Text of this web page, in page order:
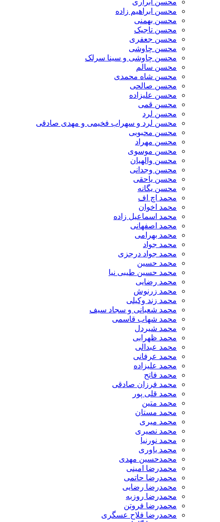
محسن ابراری
محسن ابراهیم زاده
محسن بهمنی
محسن تاجیک
محسن جعفری
محسن چاوشی
محسن چاوشی و سینا سرلک
محسن سالم
محسن شاه محمدی
محسن صالحی
محسن علیزاده
محسن قمی
محسن لرد
محسن لرد و سهراب فخیمی و مهدی صادقی
محسن محبوبی
محسن مهراد
محسن موسوی
محسن والهیان
محسن وجدانی
محسن یاحقی
محسن یگانه
محمد اچ اف
محمد اخوان
محمد اسماعیل زاده
محمد اصفهانی
محمد بهرامی
محمد جواد
محمد جواد درجزی
محمد حسین
محمد حسین طیبی نیا
محمد رضایی
محمد زرنوش
محمد زند وکیلی
محمد شعبانی و سجاد سیف
محمد شهاب قاسمی
​محمد شیردل
محمد ظهرابی
محمد عبدالی
محمد عرفانی
محمد علیزاده
محمد فاتح
محمد فرزان صادقی
محمد قلی پور
محمد متین
محمد مستان
محمد میری
محمد نصیری
محمد نورنیا
محمد یاوری
محمدحسین مهدی
محمدرضا امینی
محمدرضا حاتمی
محمدرضا رضایی
محمدرضا روزبه
محمدرضا فروتن
محمدرضا فلاح عسگری